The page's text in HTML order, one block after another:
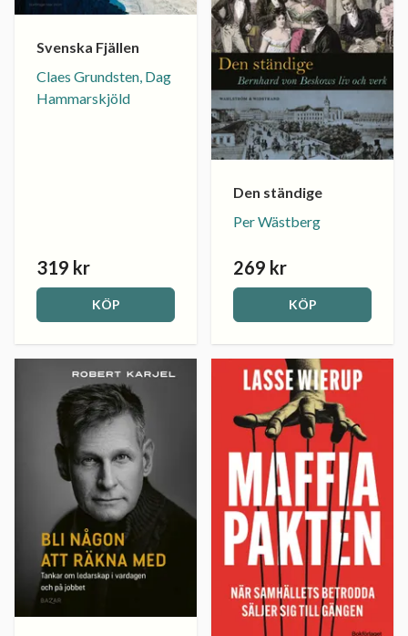
Svenska Fjällen
Claes Grundsten, Dag
Hammarskjöld
319 kr
KÖP
Den ständige
Per Wästberg
269 kr
KÖP